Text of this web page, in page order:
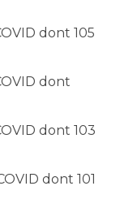
dont 105
dont
dont 103
dont 101